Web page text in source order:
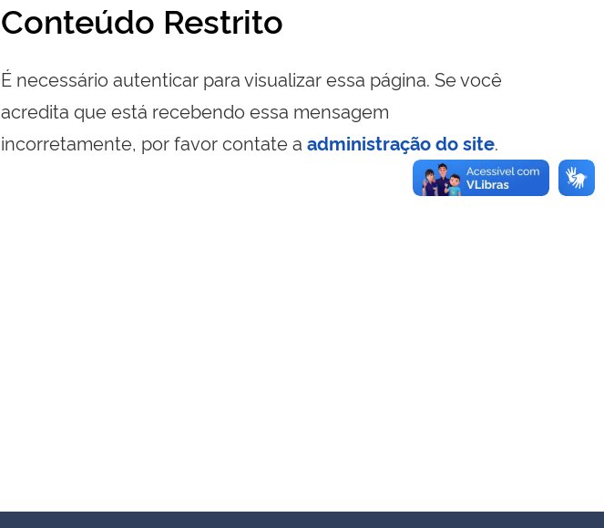
Conteúdo Restrito
É necessário autenticar para visualizar essa página. Se você
acredita que está recebendo essa mensagem
incorretamente, por favor contate a administração do site.